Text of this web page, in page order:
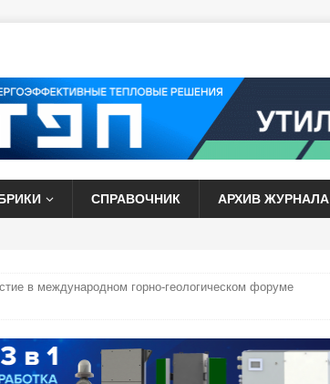
СПРАВОЧНИК АРХИВ ЖУРНАЛА
в международном горно-геологическом форуме